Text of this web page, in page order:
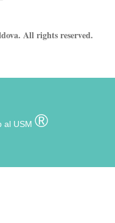
All rights reserved.
al USM ®